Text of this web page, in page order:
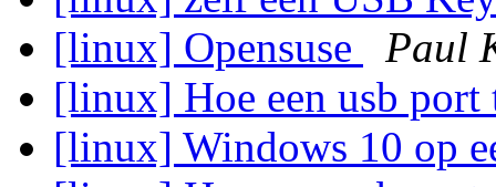
[linux] Opensuse
Paul
[linux] Hoe een usb port
[linux] Windows 10 op